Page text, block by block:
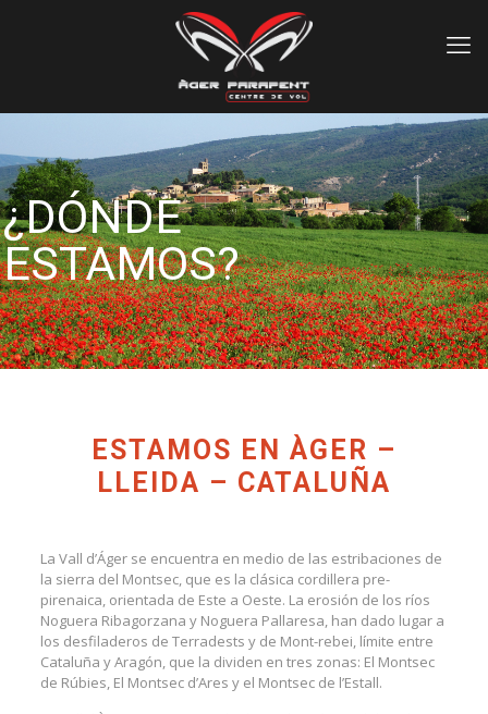
¿DÓNDE
ESTAMOS?
ESTAMOS EN ÀGER –
LLEIDA – CATALUÑA
La Vall d’Áger se encuentra en medio de las estribaciones de
la sierra del Montsec, que es la clásica cordillera pre-
pirenaica, orientada de Este a Oeste. La erosión de los ríos
Noguera Ribagorzana y Noguera Pallaresa, han dado lugar a
los desfiladeros de Terradests y de Mont-rebei, límite entre
Cataluña y Aragón, que la dividen en tres zonas: El Montsec
de Rúbies, El Montsec d’Ares y el Montsec de l’Estall.